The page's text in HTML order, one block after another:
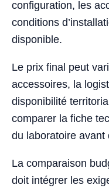
configuration, les
conditions
disponible.
Le prix final peut
accessoires, la
disponibilité
comparer la fiche
du laboratoire avant
La comparaison
doit intégrer les